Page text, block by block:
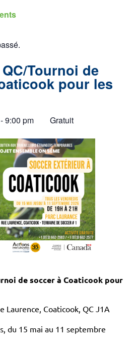
Tournoi de
pour les
-9:00 pm Gratuit
de soccer à Coaticook pour
Laurence, Coaticook, QC J1A
du 15 mai au 11 septembre